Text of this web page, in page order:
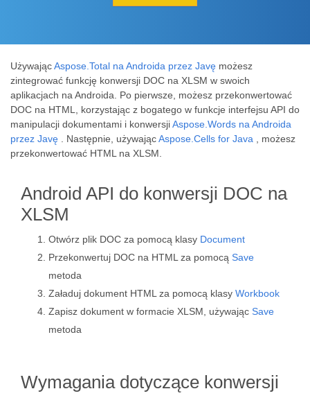
UżywającAspose.Total na Androida przez Javę możesz
zintegrować funkcję konwersji DOC na XLSM w swoich
aplikacjach na Androida. Po pierwsze, możesz przekonwertować
DOC na HTML, korzystając z bogatego w funkcje interfejsu API do
manipulacji dokumentami i konwersjiAspose.Words na Androida
przez Javę . Następnie, używającAspose.Cells for Java , możesz
przekonwertować HTML na XLSM.
Android API do konwersji DOC na
XLSM
Otwórz plik DOC za pomocą klasy Document
Przekonwertuj DOC na HTML za pomocą Save
metoda
Załaduj dokument HTML za pomocą klasy Workbook
Zapisz dokument w formacie XLSM, używając Save
metoda
Wymagania dotyczące konwersji